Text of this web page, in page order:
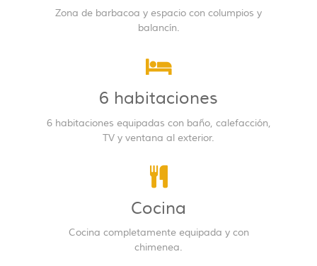
Zona de barbacoa y espacio con columpios y
balancín.
6 habitaciones
6 habitaciones equipadas con baño, calefacción,
TV y ventana al exterior.
Cocina
Cocina completamente equipada y con
chimenea.